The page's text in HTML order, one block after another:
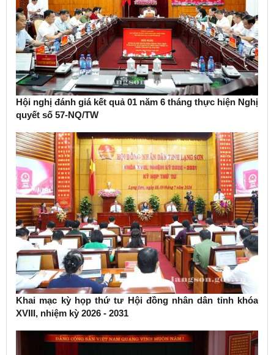
Hội nghị đánh giá kết quả 01 năm 6 tháng thực hiện Nghị
quyết số 57-NQ/TW
Khai mạc kỳ họp thứ tư Hội đồng nhân dân tỉnh khóa
XVIII, nhiệm kỳ 2026 - 2031